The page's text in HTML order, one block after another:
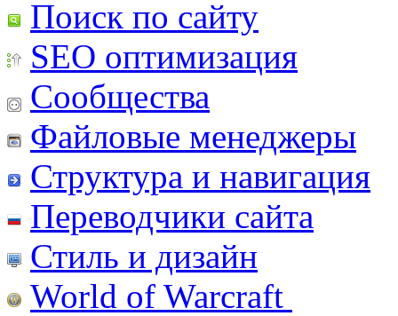
Поиск по сайту
SEO оптимизация
Сообщества
Файловые менеджеры
Структура и навигация
Переводчики сайта
Стиль и дизайн
World of Warcraft